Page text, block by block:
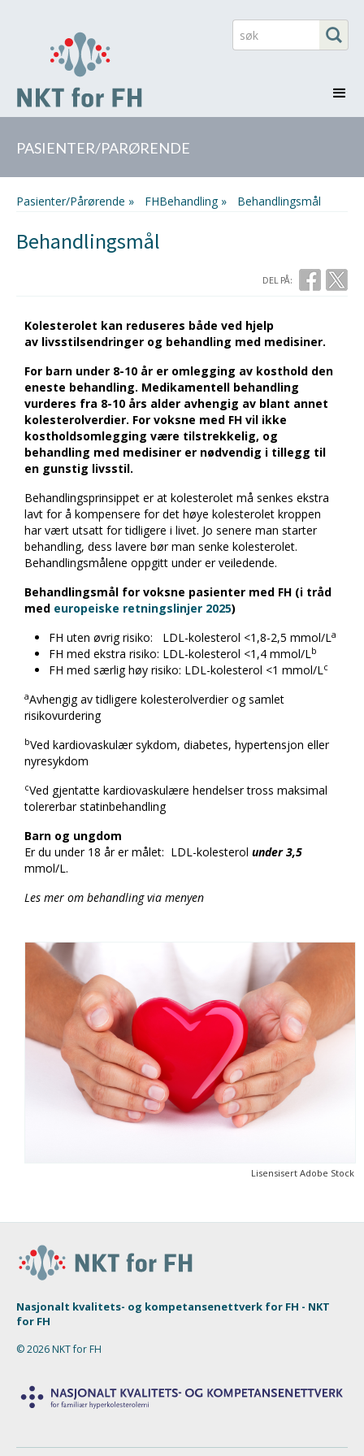
PASIENTER/PARØRENDE
Pasienter/Pårørende » FHBehandling » Behandlingsmål
Behandlingsmål
DEL PÅ:
Kolesterolet kan reduseres både ved hjelp
av livsstilsendringer og behandling med medisiner.
For barn under 8-10 år er omlegging av kosthold den
eneste behandling. Medikamentell behandling
vurderes fra 8-10 års alder avhengig av blant annet
kolesterolverdier. For voksne med FH vil ikke
kostholdsomlegging være tilstrekkelig, og
behandling med medisiner er nødvendig i tillegg til
en gunstig livsstil.
Behandlingsprinsippet er at kolesterolet må senkes ekstra
lavt for å kompensere for det høye kolesterolet kroppen
har vært utsatt for tidligere i livet. Jo senere man starter
behandling, dess lavere bør man senke kolesterolet.
Behandlingsmålene oppgitt under er veiledende.
Behandlingsmål for voksne pasienter med FH (i tråd
med europeiske retningslinjer 2025)
FH uten øvrig risiko: LDL-kolesterol <1,8-2,5 mmol/La
FH med ekstra risiko: LDL-kolesterol <1,4 mmol/Lb
FH med særlig høy risiko: LDL-kolesterol <1 mmol/Lc
aAvhengig av tidligere kolesterolverdier og samlet
risikovurdering
bVed kardiovaskulær sykdom, diabetes, hypertensjon eller
nyresykdom
cVed gjentatte kardiovaskulære hendelser tross maksimal
tolererbar statinbehandling
Barn og ungdom
Er du under 18 år er målet: LDL-kolesterol under 3,5
mmol/L.
Les mer om behandling via menyen
Lisensisert Adobe Stock
Nasjonalt kvalitets- og kompetansenettverk for FH - NKT
for FH
© 2026 NKT for FH